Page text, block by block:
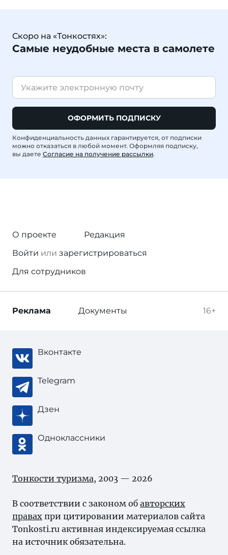
Скоро на «Тонкостях»:
Самые неудобные места в самолете
ОФОРМИТЬ ПОДПИСКУ
Конфиденциальность данных гарантируется, от подписки
можно отказаться в любой момент. Оформляя подписку,
вы даете Согласие на получение рассылки.
О проекте
Редакция
Войти или зарегистрироваться
Для сотрудников
16+
Реклама Документы
Вконтакте
Telegram
Дзен
Одноклассники
Тонкости туризма, 2003 — 2026
В соответствии с законом об авторских
правах при цитировании материалов сайта
Tonkosti.ru активная индексируемая ссылка
на источник обязательна.